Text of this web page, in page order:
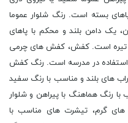
بسته است. رنگ شلوار عموما
یک دامن بلند و محکم با پاهای
تیره است. کفش، کفش های چرمی
استفاده در مدرسه است. رنگ کفش
های بلند و مناسب با رنگ سفید
رنگ هماهنگ با پیراهن و شلوار
گرم، تیشرت های مناسب با